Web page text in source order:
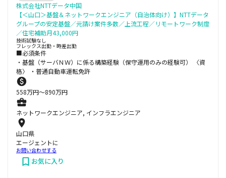
株式会社NTTデータ中国
【＜山口＞基盤＆ネットワークエンジニア（自治体向け）】NTTデータ
グループの安定基盤／元請け案件多数／上流工程／リモートワーク制度
／住宅補助月43,000円
技術試験なし
フレックス出勤・時差出勤
■必須条件
・基盤（サーバＮＷ）に係る構築経験（保守運用のみの経験可） 〈資
格〉 ・普通自動車運転免許
558万円〜890万円
ネットワークエンジニア, インフラエンジニア
山口県
エージェントに
お問い合わせする
お気に入り